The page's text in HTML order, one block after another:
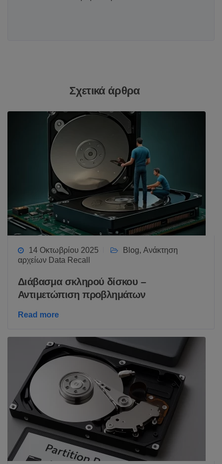
Σχετικά άρθρα
14 Οκτωβρίου 2025 Blog, Ανάκτηση
αρχείων Data Recall
Διάβασμα σκληρού δίσκου –
Αντιμετώπιση προβλημάτων
Read more